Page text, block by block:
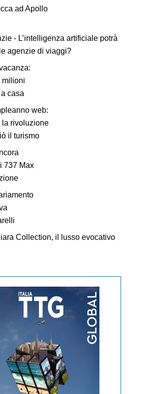
ad Apollo
- L’intelligenza artificiale potrà
agenzie di viaggi?
milioni
casa
web:
la rivoluzione
il turismo
737 Max
Collection, il lusso evocativo